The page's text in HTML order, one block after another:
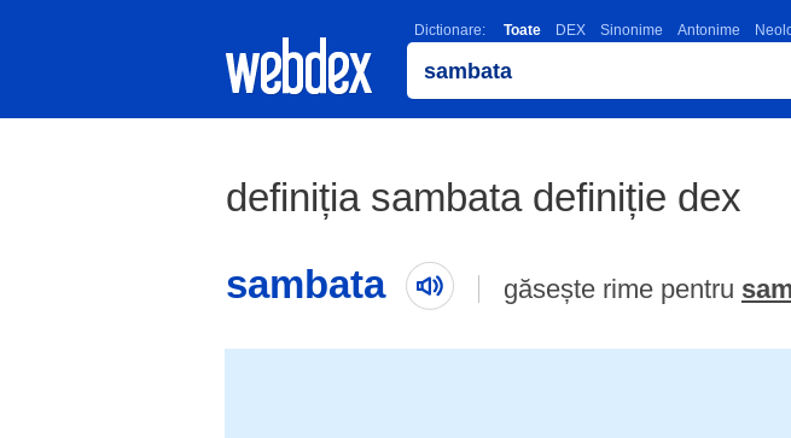
Dictionare: Toate DEX Sinonime Antonime
definiția sambata definiție dex
sambata
găsește rime pentru